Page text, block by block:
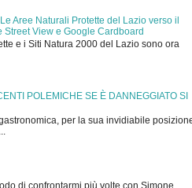
Aree Naturali Protette del Lazio verso il
View e Google Cardboard
e i Siti Natura 2000 del Lazio sono ora
POLEMICHE SE È DANNEGGIATO SI
per la sua invidiabile
di confrontarmi più volte con Simone